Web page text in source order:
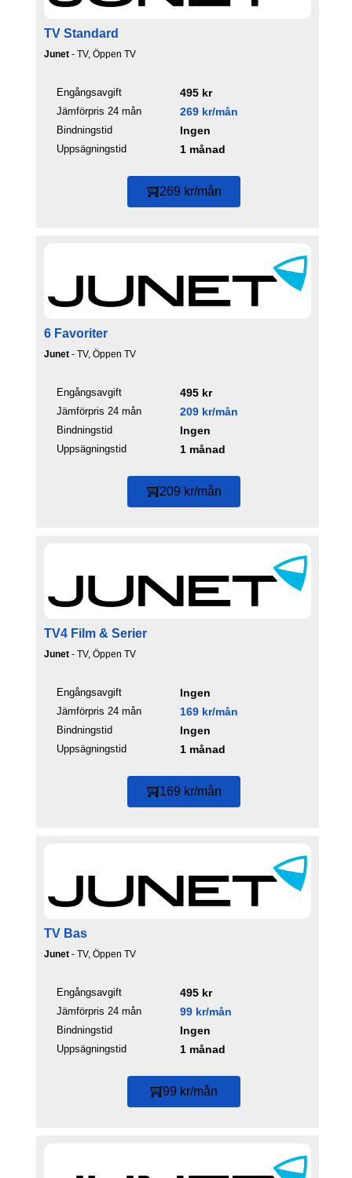
TV Standard
Junet - TV, Öppen TV
Engångsavgift 495 kr
Jämförpris 24 mån 269 kr/mån
Bindningstid Ingen
Uppsägningstid 1 månad
269 kr/mån
6 Favoriter
Junet - TV, Öppen TV
Engångsavgift 495 kr
Jämförpris 24 mån 209 kr/mån
Bindningstid Ingen
Uppsägningstid 1 månad
209 kr/mån
TV4 Film & Serier
Junet - TV, Öppen TV
Engångsavgift Ingen
Jämförpris 24 mån 169 kr/mån
Bindningstid Ingen
Uppsägningstid 1 månad
169 kr/mån
TV Bas
Junet - TV, Öppen TV
Engångsavgift 495 kr
Jämförpris 24 mån 99 kr/mån
Bindningstid Ingen
Uppsägningstid 1 månad
99 kr/mån